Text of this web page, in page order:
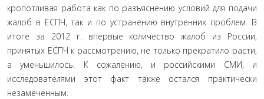
кропотливая работа как по разъяснению условий для подачи
жалоб в ЕСПЧ, так и по устранению вну­тренних проблем. В
итоге за 2012 г. впервые количество жалоб из России,
принятых ЕСПЧ к рассмотрению, не только пре­кратило расти,
а уменьшилось. К сожалению, и российскими СМИ, и
исследователями этот факт также остался практиче­ски
незамеченным.